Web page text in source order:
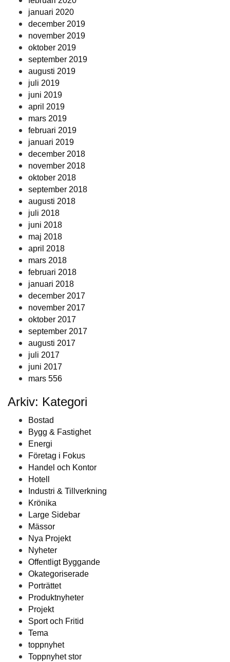
januari 2020
december 2019
november 2019
oktober 2019
september 2019
augusti 2019
juli 2019
juni 2019
april 2019
mars 2019
februari 2019
januari 2019
december 2018
november 2018
oktober 2018
september 2018
augusti 2018
juli 2018
juni 2018
maj 2018
april 2018
mars 2018
februari 2018
januari 2018
december 2017
november 2017
oktober 2017
september 2017
augusti 2017
juli 2017
juni 2017
mars 556
Arkiv: Kategori
Bostad
Bygg & Fastighet
Energi
Företag i Fokus
Handel och Kontor
Hotell
Industri & Tillverkning
Krönika
Large Sidebar
Mässor
Nya Projekt
Nyheter
Offentligt Byggande
Okategoriserade
Porträttet
Produktnyheter
Projekt
Sport och Fritid
Tema
toppnyhet
Toppnyhet stor